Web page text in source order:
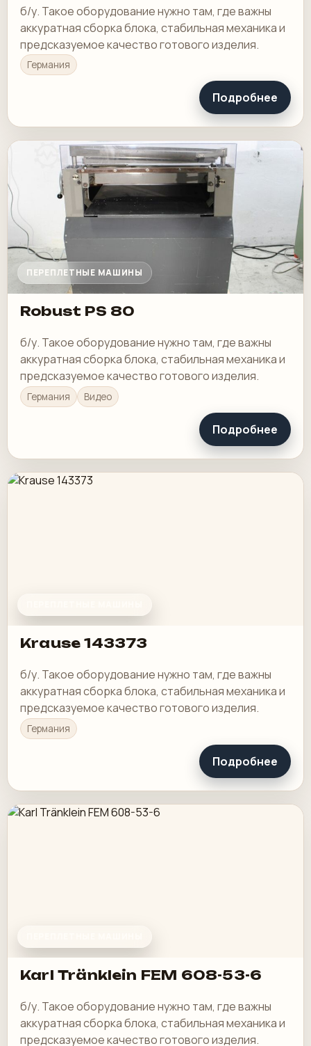
б/у. Такое оборудование нужно там, где важны
аккуратная сборка блока, стабильная механика и
предсказуемое качество готового изделия.
Германия
Подробнее
ПЕРЕПЛЕТНЫЕ МАШИНЫ
Robust PS 80
б/у. Такое оборудование нужно там, где важны
аккуратная сборка блока, стабильная механика и
предсказуемое качество готового изделия.
Германия Видео
Подробнее
Krause 143373
б/у. Такое оборудование нужно там, где важны
аккуратная сборка блока, стабильная механика и
предсказуемое качество готового изделия.
Германия
Подробнее
Karl Tränklein FEM 608-53-6
б/у. Такое оборудование нужно там, где важны
аккуратная сборка блока, стабильная механика и
предсказуемое качество готового изделия.